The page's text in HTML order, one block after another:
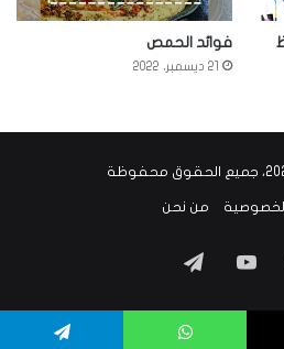
فوائد الحمص
21 ديسمبر، 2022
من نحن
فيسبوك‫YouTube